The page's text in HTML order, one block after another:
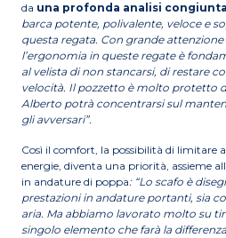
da una profonda analisi congiunta
barca potente, polivalente, veloce e
questa regata. Con grande
l’ergonomia in queste regate è
al velista di non stancarsi, di restare
velocità. Il pozzetto è molto protetto
Alberto potrà concentrarsi sul
gli avversari”.
Così il comfort, la possibilità di limitare
energie, diventa una priorità, assieme
in andature di poppa: “Lo scafo è
prestazioni in andature portanti, sia
aria. Ma abbiamo lavorato molto su
singolo elemento che farà la